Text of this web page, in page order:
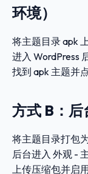
环境）
将主题目录apk
进入 WordPress
找到 apk 主题并
方式 B：
将主题目录打包
后台进入 外观 -
上传压缩包并启用